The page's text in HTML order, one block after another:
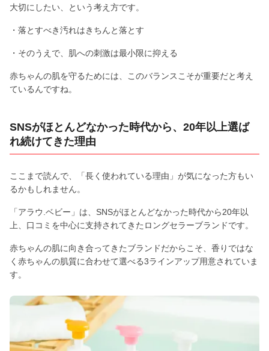
大切にしたい、という考え方です。
・落とすべき汚れはきちんと落とす
・そのうえで、肌への刺激は最小限に抑える
赤ちゃんの肌を守るためには、このバランスこそが重要だと考え
ているんですね。
SNSがほとんどなかった時代から、20年以上選ば
れ続けてきた理由
ここまで読んで、「長く使われている理由」が気になった方もい
るかもしれません。
「アラウ.ベビー」は、SNSがほとんどなかった時代から20年以
上、口コミを中心に支持されてきたロングセラーブランドです。
赤ちゃんの肌に向き合ってきたブランドだからこそ、香りではな
く赤ちゃんの肌質に合わせて選べる3ラインアップ用意されていま
す。